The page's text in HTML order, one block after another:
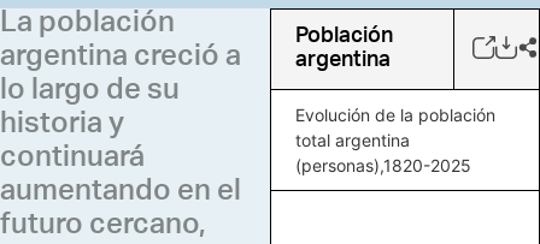
Argentina nunca llegue a
superar los 50 millones
de habitantes.
La población
argentina creció a
lo largo de su
historia y
continuará
aumentando en el
futuro cercano,
Población
argentina
Evolución de la población
total argentina
(personas),1820-2025